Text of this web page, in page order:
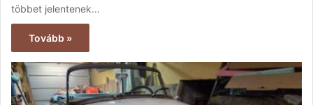
többet jelentenek…
Tovább »